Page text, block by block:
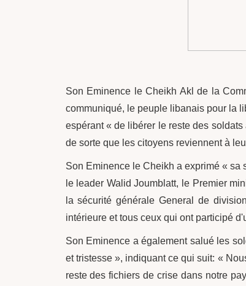
Son Eminence le Cheikh Akl de la
communiqué, le peuple libanais pour la
espérant « de libérer le reste des
de sorte que les citoyens reviennent à
Son Eminence le Cheikh a exprimé « sa
le leader Walid Joumblatt, le Premier
la sécurité générale General de
intérieure et tous ceux qui ont participé
Son Eminence a également salué les
et tristesse », indiquant ce qui suit: «
reste des fichiers de crise dans notre